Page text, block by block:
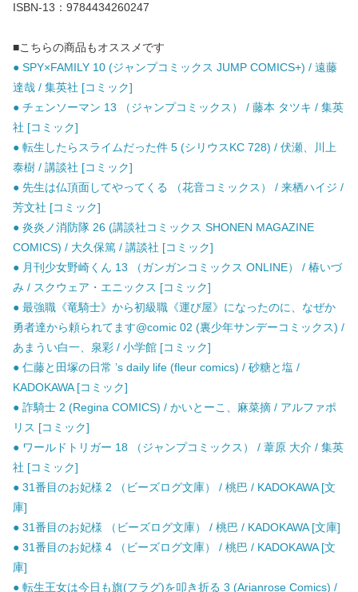
ISBN-13：9784434260247
■こちらの商品もオススメです
● SPY×FAMILY 10 (ジャンプコミックス JUMP COMICS+) / 遠藤
達哉 / 集英社 [コミック]
● チェンソーマン 13 （ジャンプコミックス） / 藤本 タツキ / 集英
社 [コミック]
● 転生したらスライムだった件 5 (シリウスKC 728) / 伏瀬、川上
泰樹 / 講談社 [コミック]
● 先生は仏頂面してやってくる （花音コミックス） / 来栖ハイジ /
芳文社 [コミック]
● 炎炎ノ消防隊 26 (講談社コミックス SHONEN MAGAZINE
COMICS) / 大久保篤 / 講談社 [コミック]
● 月刊少女野崎くん 13 （ガンガンコミックス ONLINE） / 椿いづ
み / スクウェア・エニックス [コミック]
● 最強職《竜騎士》から初級職《運び屋》になったのに、なぜか
勇者達から頼られてます@comic 02 (裏少年サンデーコミックス) /
あまうい白一、泉彩 / 小学館 [コミック]
● 仁藤と田塚の日常 ’s daily life (fleur comics) / 砂糖と塩 /
KADOKAWA [コミック]
● 詐騎士 2 (Regina COMICS) / かいとーこ、麻菜摘 / アルファポ
リス [コミック]
● ワールドトリガー 18 （ジャンプコミックス） / 葦原 大介 / 集英
社 [コミック]
● 31番目のお妃様 2 （ビーズログ文庫） / 桃巴 / KADOKAWA [文
庫]
● 31番目のお妃様 （ビーズログ文庫） / 桃巴 / KADOKAWA [文庫]
● 31番目のお妃様 4 （ビーズログ文庫） / 桃巴 / KADOKAWA [文
庫]
● 転生王女は今日も旗(フラグ)を叩き折る 3 (Arianrose Comics) /